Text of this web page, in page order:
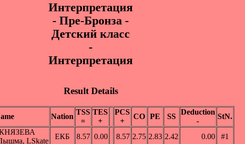
Интepпpeтaция
- Пpe-Бpoнза -
Детский класс
-
Интерпретация
Result Details
Nation
TSS
=
TES
+
PCS
+
CO PE SS
Deduction
-
StN.
КНЯЗЕВА
LSkate
ЕКБ 8.57 0.00 8.57 2.75 2.83 2.42 0.00 #1